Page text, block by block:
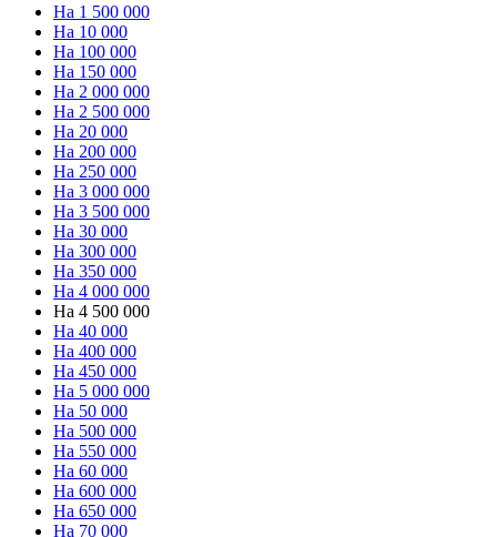
На 1 500 000
На 10 000
На 100 000
На 150 000
На 2 000 000
На 2 500 000
На 20 000
На 200 000
На 250 000
На 3 000 000
На 3 500 000
На 30 000
На 300 000
На 350 000
На 4 000 000
На 4 500 000
На 40 000
На 400 000
На 450 000
На 5 000 000
На 50 000
На 500 000
На 550 000
На 60 000
На 600 000
На 650 000
На 70 000